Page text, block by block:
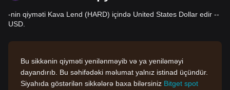
-nin qiyməti Kava Lend (HARD) içində United States Dollar edir --
USD.
Bu sikkənin qiyməti yenilənməyib və ya yeniləməyi
dayandırıb. Bu səhifədəki məlumat yalnız istinad üçündür.
Siyahıda göstərilən sikkələrə baxa bilərsiniz Bitget spot